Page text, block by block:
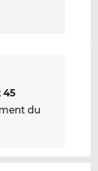
45
du